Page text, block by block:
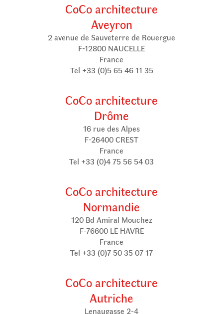
CoCo architecture
Aveyron
2 avenue de Sauveterre de Rouergue
F-12800 NAUCELLE
France
Tel +33 (0)5 65 46 11 35
CoCo architecture
Drôme
16 rue des Alpes
F-26400 CREST
France
Tel +33 (0)4 75 56 54 03
CoCo architecture
Normandie
120 Bd Amiral Mouchez
F-76600 LE HAVRE
France
Tel +33 (0)7 50 35 07 17
CoCo architecture
Autriche
Lenaugasse 2-4